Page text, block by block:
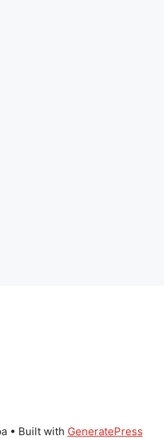
• Built with GeneratePress